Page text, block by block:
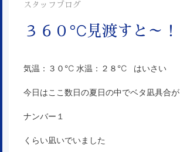
スタッフブログ
３６０℃見渡すと～！
気温：３０℃ 水温：２８℃ はいさい
今日はここ数日の夏日の中でベタ凪具合が
ナンバー１
くらい凪いでいました